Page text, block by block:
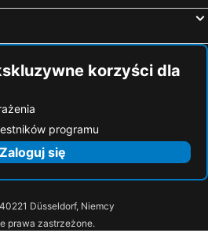
korzyści dla
programu
Zaloguj się
Düsseldorf, Niemcy
prawa zastrzeżone.